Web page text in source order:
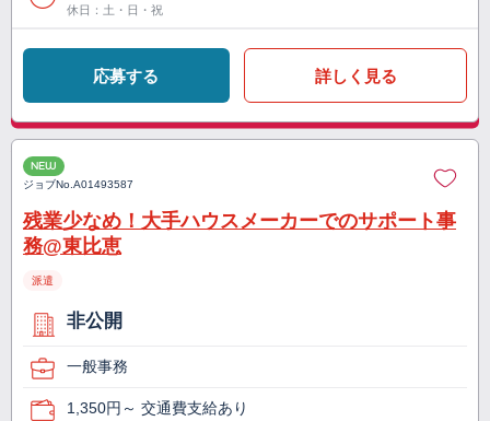
休日：土・日・祝
応募する 詳しく見る
NEW
ジョブNo.A01493587
残業少なめ！大手ハウスメーカーでのサポート事
務@東比恵
派遣
非公開
一般事務
1,350円～ 交通費支給あり